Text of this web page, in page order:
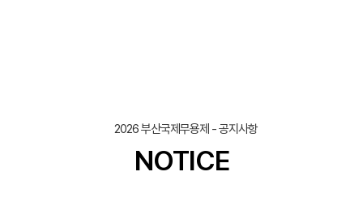
2026 부산국제무용제 - 공지사항
NOTICE